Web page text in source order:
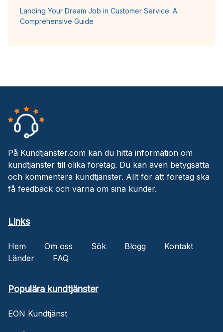
Landing Your Dream Job in Customer Service: A
Comprehensive Guide
På Kundtjanster.com kan du hitta information om
kundtjänster till olika företag. Du kan även betygsätta
och kommentera kundtjänster. Allt för att företag ska
få feedback och värna om sina kunder.
Links
Hem Om oss Sök Blogg
Kontakt
Länder
FAQ
Populära kundtjänster
EON Kundtjänst